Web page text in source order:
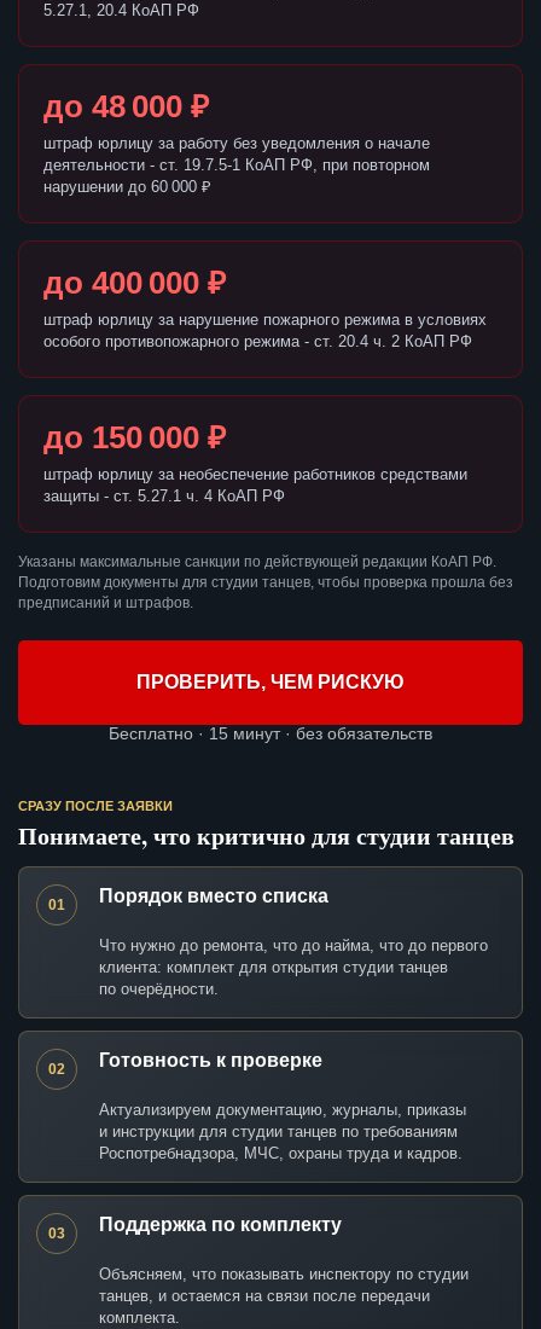
5.27.1, 20.4 КоАП РФ
до 48 000 ₽
штраф юрлицу за работу без уведомления о начале
деятельности - ст. 19.7.5-1 КоАП РФ, при повторном
нарушении до 60 000 ₽
до 400 000 ₽
штраф юрлицу за нарушение пожарного режима в условиях
особого противопожарного режима - ст. 20.4 ч. 2 КоАП РФ
до 150 000 ₽
штраф юрлицу за необеспечение работников средствами
защиты - ст. 5.27.1 ч. 4 КоАП РФ
Указаны максимальные санкции по действующей редакции КоАП РФ.
Подготовим документы для студии танцев, чтобы проверка прошла без
предписаний и штрафов.
ПРОВЕРИТЬ, ЧЕМ РИСКУЮ
Бесплатно · 15 минут · без обязательств
СРАЗУ ПОСЛЕ ЗАЯВКИ
Понимаете, что критично для студии танцев
01 Порядок вместо списка
Что нужно до ремонта, что до найма, что до первого
клиента: комплект для открытия студии танцев
по очерёдности.
02 Готовность к проверке
Актуализируем документацию, журналы, приказы
и инструкции для студии танцев по требованиям
Роспотребнадзора, МЧС, охраны труда и кадров.
03 Поддержка по комплекту
Объясняем, что показывать инспектору по студии
танцев, и остаемся на связи после передачи
комплекта.